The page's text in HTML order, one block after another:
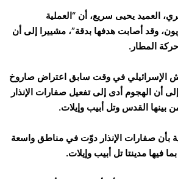
العميد يحيى سريع، أن “العملية
وقد أصابت هدفها بدقة”، مشييرا إلى أن
المطار.
الإسرائيلي في وقت سابق اعتراض صاروخ
أن الهجوم أدى إلى تفعيل صفارات الإنذار
القدس وتل أبيب وإيلات.
“12” العبرية بأن صفارات الإنذار دوّت في مناطق واسعة
فيها مدينتا تل أبيب وإيلات.